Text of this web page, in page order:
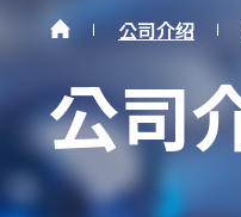
서브비주얼 내
보조메뉴公司介绍
公司